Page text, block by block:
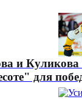
и Куликова
для